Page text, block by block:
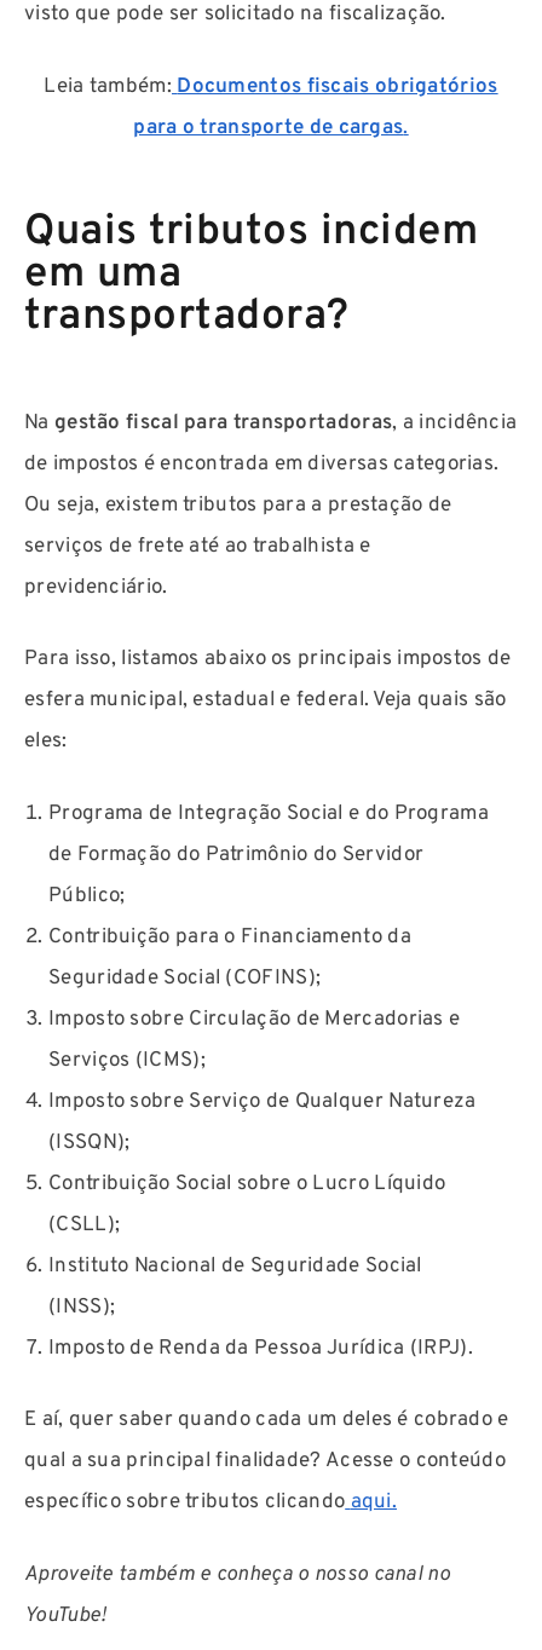
visto que pode ser solicitado na fiscalização.
Leia também: Documentos fiscais obrigatórios
para o transporte de cargas.
Quais tributos incidem
em uma
transportadora?
Na gestão fiscal para transportadoras, a incidência
de impostos é encontrada em diversas categorias.
Ou seja, existem tributos para a prestação de
serviços de frete até ao trabalhista e
previdenciário.
Para isso, listamos abaixo os principais impostos de
esfera municipal, estadual e federal. Veja quais são
eles:
Programa de Integração Social e do Programa
de Formação do Patrimônio do Servidor
Público;
Contribuição para o Financiamento da
Seguridade Social (COFINS);
Imposto sobre Circulação de Mercadorias e
Serviços (ICMS);
Imposto sobre Serviço de Qualquer Natureza
(ISSQN);
Contribuição Social sobre o Lucro Líquido
(CSLL);
Instituto Nacional de Seguridade Social
(INSS);
Imposto de Renda da Pessoa Jurídica (IRPJ).
E aí, quer saber quando cada um deles é cobrado e
qual a sua principal finalidade? Acesse o conteúdo
específico sobre tributos clicandoaqui.
Aproveite também e conheça o nosso canal no
YouTube!